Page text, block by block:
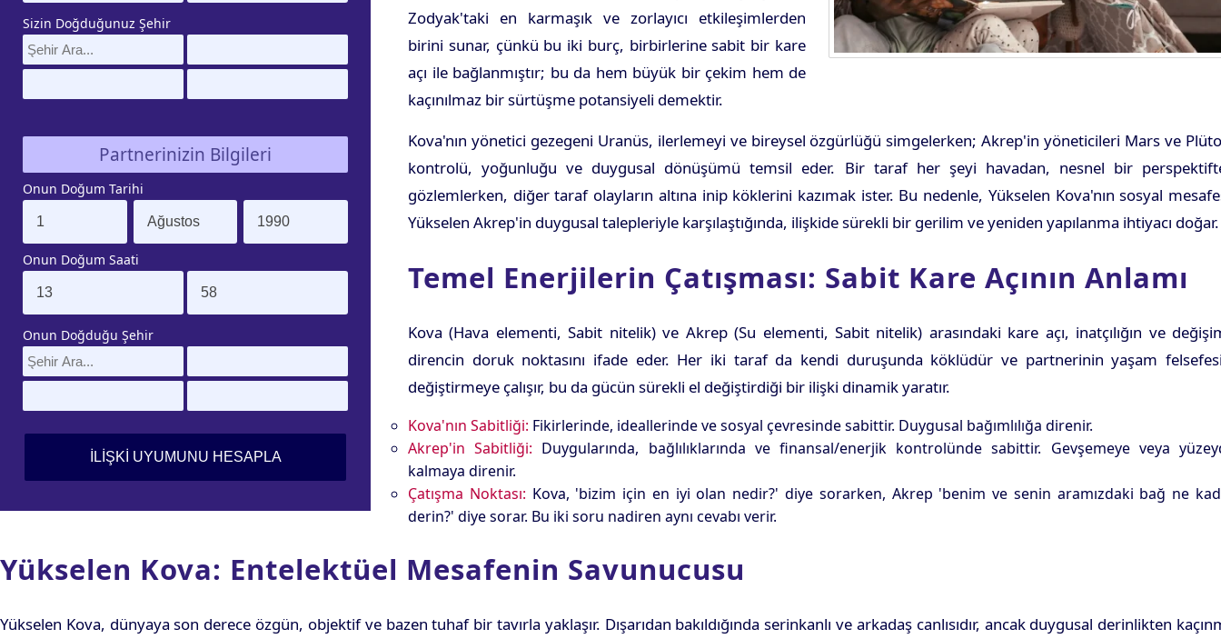
Sizin Doğduğunuz Şehir
Partnerinizin Bilgileri
Onun Doğum Tarihi
Onun Doğum Saati
Onun Doğduğu Şehir
Zodyak'taki en karmaşık ve zorlayıcı etkileşimlerden
birini sunar, çünkü bu iki burç, birbirlerine sabit bir kare
açı ile bağlanmıştır; bu da hem büyük bir çekim hem de
kaçınılmaz bir sürtüşme potansiyeli demektir.
Kova'nın yönetici gezegeni Uranüs, ilerlemeyi ve bireysel özgürlüğü simgelerken; Akrep'in yöneticileri Mars ve
kontrolü, yoğunluğu ve duygusal dönüşümü temsil eder. Bir taraf her şeyi havadan, nesnel bir
gözlemlerken, diğer taraf olayların altına inip köklerini kazımak ister. Bu nedenle, Yükselen Kova'nın sosyal
Yükselen Akrep'in duygusal talepleriyle karşılaştığında, ilişkide sürekli bir gerilim ve yeniden yapılanma ihtiyacı doğar.
Temel Enerjilerin Çatışması: Sabit Kare Açının Anlamı
Kova (Hava elementi, Sabit nitelik) ve Akrep (Su elementi, Sabit nitelik) arasındaki kare açı, inatçılığın ve
direncin doruk noktasını ifade eder. Her iki taraf da kendi duruşunda köklüdür ve partnerinin yaşam
değiştirmeye çalışır, bu da gücün sürekli el değiştirdiği bir ilişki dinamik yaratır.
Kova'nın Sabitliği: Fikirlerinde, ideallerinde ve sosyal çevresinde sabittir. Duygusal bağımlılığa direnir.
Akrep'in Sabitliği: Duygularında, bağlılıklarında ve finansal/enerjik kontrolünde sabittir. Gevşemeye veya
kalmaya direnir.
Çatışma Noktası: Kova, 'bizim için en iyi olan nedir?' diye sorarken, Akrep 'benim ve senin aramızdaki bağ ne
derin?' diye sorar. Bu iki soru nadiren aynı cevabı verir.
Yükselen Kova: Entelektüel Mesafenin Savunucusu
Yükselen Kova, dünyaya son derece özgün, objektif ve bazen tuhaf bir tavırla yaklaşır. Dışarıdan bakıldığında serinkanlı ve arkadaş canlısıdır, ancak duygusal derinlikten